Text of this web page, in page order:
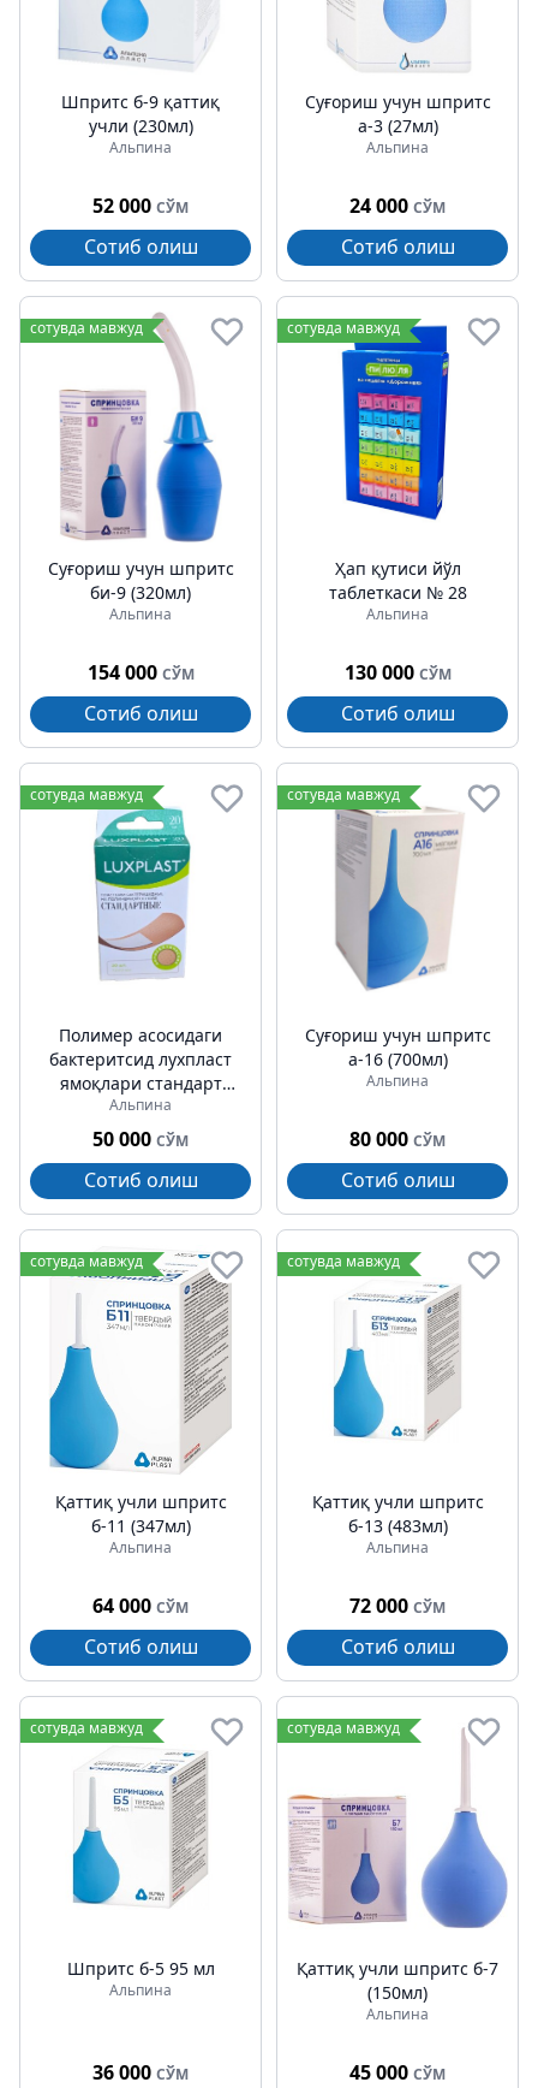
Шпритс б-9 қаттиқ
учли (230мл)
Альпина
52 000 СЎМ
Сотиб олиш
Суғориш учун шпритс
а-3 (27мл)
Альпина
24 000 СЎМ
Сотиб олиш
сотувда мавжуд
Суғориш учун шпритс
би-9 (320мл)
Альпина
154 000 СЎМ
Сотиб олиш
сотувда мавжуд
Ҳап қутиси йўл
таблеткаси № 28
Альпина
130 000 СЎМ
Сотиб олиш
сотувда мавжуд
Полимер асосидаги
бактеритсид лухпласт
ямоқлари стандарт
№20
Альпина
50 000 СЎМ
Сотиб олиш
сотувда мавжуд
Суғориш учун шпритс
а-16 (700мл)
Альпина
80 000 СЎМ
Сотиб олиш
сотувда мавжуд
Қаттиқ учли шпритс
б-11 (347мл)
Альпина
64 000 СЎМ
Сотиб олиш
сотувда мавжуд
Қаттиқ учли шпритс
б-13 (483мл)
Альпина
72 000 СЎМ
Сотиб олиш
сотувда мавжуд
Шпритс б-5 95 мл
Альпина
36 000 СЎМ
сотувда мавжуд
Қаттиқ учли шпритс б-7
(150мл)
Альпина
45 000 СЎМ